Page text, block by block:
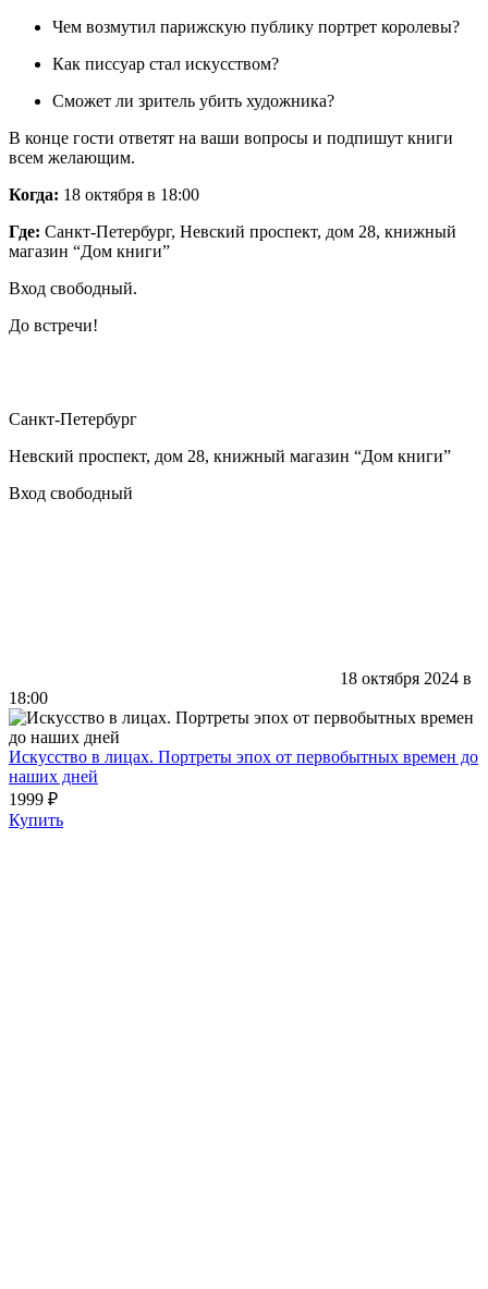
Чем возмутил парижскую публику портрет королевы?
Как писсуар стал искусством?
Сможет ли зритель убить художника?
В конце гости ответят на ваши вопросы и подпишут книги
всем желающим.
Когда: 18 октября в 18:00
Где: Санкт-Петербург, Невский проспект, дом 28, книжный
магазин “Дом книги”
Вход свободный.
До встречи!
Санкт-Петербург
Невский проспект, дом 28, книжный магазин “Дом книги”
Вход свободный
18 октября 2024 в
18:00
Искусство в лицах. Портреты эпох от первобытных времен до
наших дней
1999 ₽
Купить